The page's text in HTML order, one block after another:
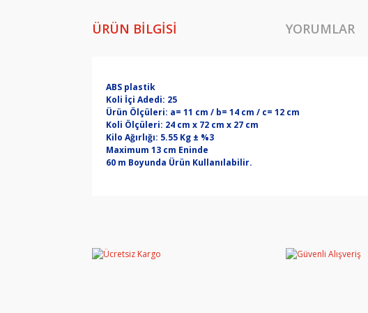
ÜRÜN BILGISI YORUMLAR
ABS plastik
Koli İçi Adedi: 25
Ürün Ölçüleri: a= 11 cm / b= 14 cm / c= 12 cm
Koli Ölçüleri: 24 cm x 72 cm x 27 cm
Kilo Ağırlığı: 5.55 Kg ± %3
Maximum 13 cm Eninde
60 m Boyunda Ürün Kullanılabilir.
Ürün resmi kalitesiz, bozuk veya görüntülenemiyor.